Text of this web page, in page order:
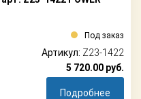
Под заказ
Артикул: Z23-1422
5 720.00 руб.
Подробнее